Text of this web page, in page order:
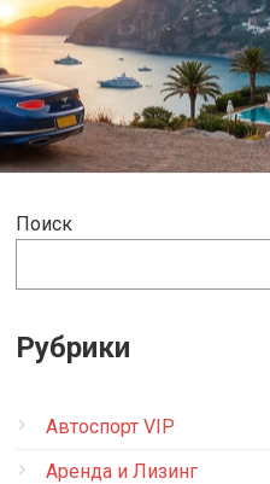
Поиск
Рубрики
Автоспорт VIP
Аренда и Лизинг